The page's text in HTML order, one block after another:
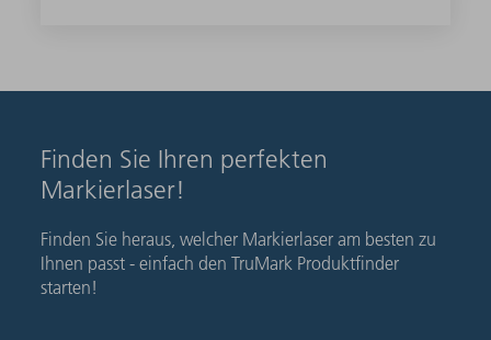
Finden Sie Ihren perfekten
Markierlaser!
Finden Sie heraus, welcher Markierlaser am besten zu
Ihnen passt - einfach den TruMark Produktfinder
starten!